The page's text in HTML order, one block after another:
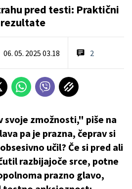
pred testi: Praktični
06. 05. 2025 03.18 2
svoje zmožnosti," piše na
pa je prazna, čeprav si
učil? Če si pred ali
razbijajoče srce, potne
prazno glavo,